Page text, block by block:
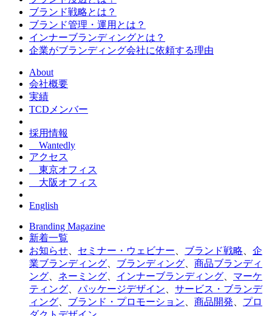
ブランド戦略とは？
ブランド管理・運用とは？
インナーブランディングとは？
企業がブランディング会社に依頼する理由
About
会社概要
実績
TCDメンバー
採用情報
Wantedly
アクセス
東京オフィス
大阪オフィス
English
Branding Magazine
新着一覧
お知らせ
セミナー・ウェビナー ブランド戦略
企
業ブランディング
ブランディング
商品ブランディ
ング
ネーミング インナーブランディング
マーケ
ティング
パッケージデザイン
サービス・ブランデ
ィング
ブランド・プロモーション 商品開発
プロ